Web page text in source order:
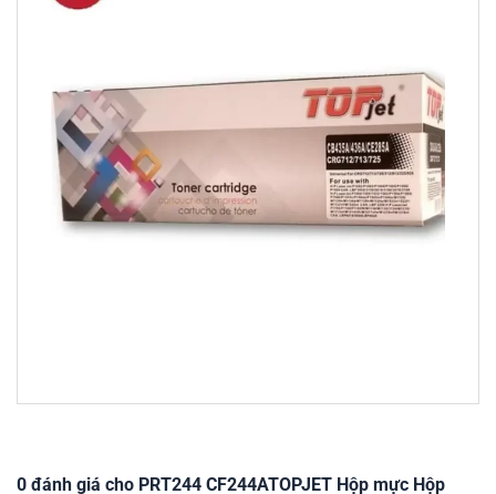
0 đánh giá cho PRT244 CF244ATOPJET Hộp mực Hộp